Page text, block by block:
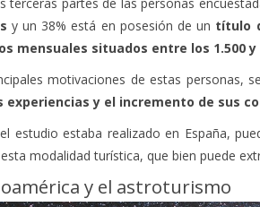
y un 38% está en posesión de un título
mensuales situados entre los 1.500 y
motivaciones de estas personas,
experiencias y el incremento de sus
estudio estaba realizado en España,
modalidad turística, que bien puede
y el astroturismo